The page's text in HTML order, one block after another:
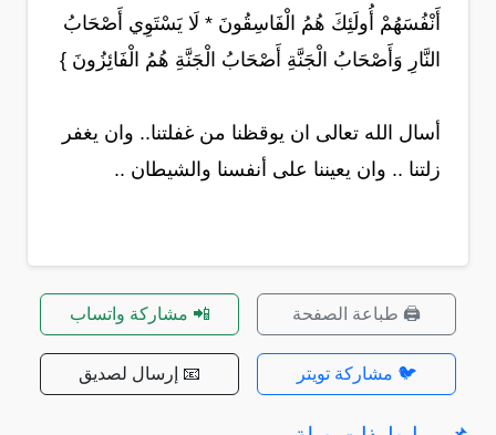
أَنْفُسَهُمْ أُولَئِكَ هُمُ الْفَاسِقُونَ * لَا يَسْتَوِي أَصْحَابُ
النَّارِ وَأَصْحَابُ الْجَنَّةِ أَصْحَابُ الْجَنَّةِ هُمُ الْفَائِزُونَ }
أسال الله تعالى ان يوقظنا من غفلتنا.. وان يغفر
زلتنا .. وان يعيننا على أنفسنا والشيطان ..
🖨️ طباعة الصفحة 📲 مشاركة واتساب
🐦 مشاركة تويتر 📧 إرسال لصديق